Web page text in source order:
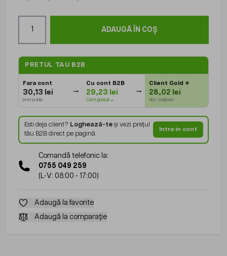
ADAUGĂ ÎN COȘ
PRETUL TAU B2B
Fara cont
30,13 lei
pret public
Cu cont B2B
29,23 lei
Cont gratuit→
Client Gold⭐
28,02 lei
disc. loialitate
Esti deja client? Loghează-teși vezi prețul
tău B2B direct pe pagină.
Intra in cont
Comandă telefonic la:
0755 049 259
(L-V: 08:00 - 17:00)
Adaugă la favorite
Adaugă la comparație